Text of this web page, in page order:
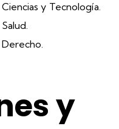
Ciencias y Tecnología.
Salud.
Derecho.
y